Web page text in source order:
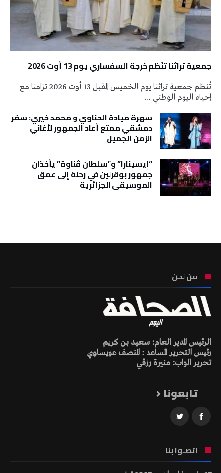
جمعية تراثنا تنَظم خرجة السفساري يوم 13 أوت 2026
تُنظم جمعية تراثنا يوم الخميس المقبل 13 أوت 2026 تزامنا مع
إحياء اليوم الوطني …
سهرة ميادة الحناوي و محمد خيري: سفر
دمشقي ممتع أعاد الجمهور لأغاني
الزمن الجميل
“إيسينارا” و”سلطان ڤناوة” يأخذان
جمهور بوقرنين في رحلة إلى عمق
الموسيقى الجزائرية
من نحن
الرئيس المدير العام: سعيد بن كريم
رئيس التحرير المساعد : المنصف عويساوي
تحرير الواب: منيرة رزقي
تابعونا
اتصلوا بنا